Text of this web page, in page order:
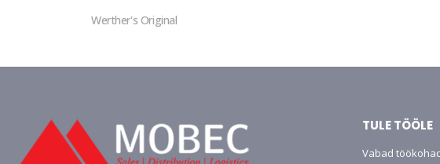
Werther's Original
TULE TÖÖLE
Vabad